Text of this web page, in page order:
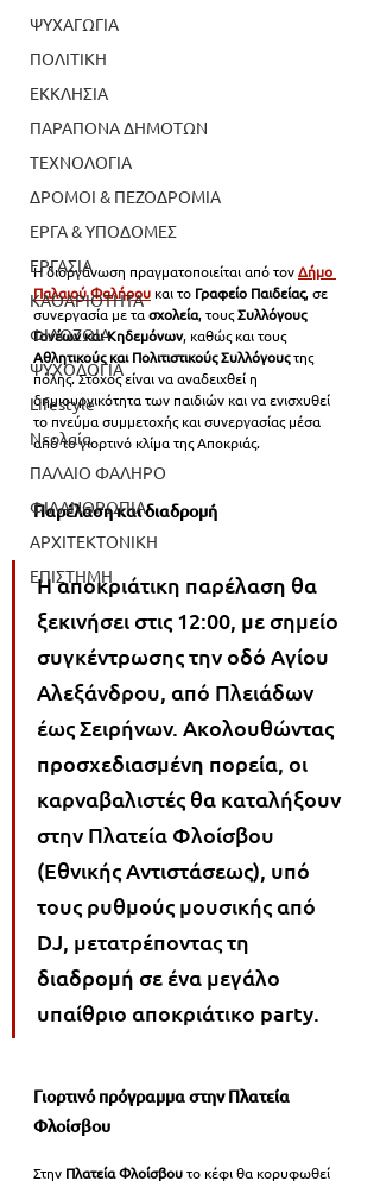
ΨΥΧΑΓΩΓΙΑ
ΠΟΛΙΤΙΚΗ
ΕΚΚΛΗΣΙΑ
ΠΑΡΑΠΟΝΑ ΔΗΜΟΤΩΝ
ΤΕΧΝΟΛΟΓΙΑ
ΔΡΟΜΟΙ & ΠΕΖΟΔΡΟΜΙΑ
ΕΡΓΑ & ΥΠΟΔΟΜΕΣ
ΕΡΓΑΣΙΑ
ΚΑΘΑΡΙΟΤΗΤΑ
ΦΙΛΟΖΩΙΑ
ΨΥΧΟΛΟΓΙΑ
Lifestyle
Νεολαία
ΠΑΛΑΙΟ ΦΑΛΗΡΟ
ΦΙΛΑΝΘΡΩΠΙΑ
ΑΡΧΙΤΕΚΤΟΝΙΚΗ
ΕΠΙΣΤΗΜΗ
Η διοργάνωση πραγματοποιείται από τον Δήμο
Παλαιού Φαλήρου και το Γραφείο Παιδείας, σε
συνεργασία με τα σχολεία, τους Συλλόγους
Γονέων και Κηδεμόνων, καθώς και τους
Αθλητικούς και Πολιτιστικούς Συλλόγους της
πόλης. Στόχος είναι να αναδειχθεί η
δημιουργικότητα των παιδιών και να ενισχυθεί
το πνεύμα συμμετοχής και συνεργασίας μέσα
από το γιορτινό κλίμα της Αποκριάς.
Παρέλαση και διαδρομή
Η αποκριάτικη παρέλαση θα
ξεκινήσει στις 12:00, με σημείο
συγκέντρωσης την οδό Αγίου
Αλεξάνδρου, από Πλειάδων
έως Σειρήνων. Ακολουθώντας
προσχεδιασμένη πορεία, οι
καρναβαλιστές θα καταλήξουν
στην Πλατεία Φλοίσβου
(Εθνικής Αντιστάσεως), υπό
τους ρυθμούς μουσικής από
DJ, μετατρέποντας τη
διαδρομή σε ένα μεγάλο
υπαίθριο αποκριάτικο party.
Γιορτινό πρόγραμμα στην Πλατεία
Φλοίσβου
Στην Πλατεία Φλοίσβου το κέφι θα κορυφωθεί